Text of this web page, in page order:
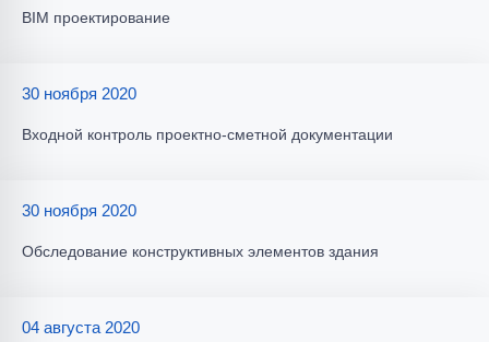
BIM проектирование
30 ноября 2020
Входной контроль проектно-сметной документации
30 ноября 2020
Обследование конструктивных элементов здания
04 августа 2020